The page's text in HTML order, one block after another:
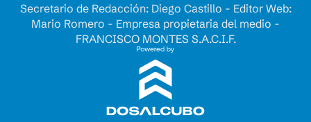
Secretario de Redacción: Diego Castillo - Editor Web:
Mario Romero - Empresa propietaria del medio -
FRANCISCO MONTES S.A.C.I.F.